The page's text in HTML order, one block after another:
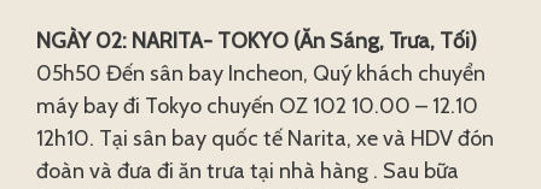
NGÀY 02: NARITA- TOKYO (Ăn Sáng, Trưa, Tối)
05h50 Đến sân bay Incheon, Quý khách chuyển
máy bay đi Tokyo chuyến OZ 102 10.00 – 12.10
12h10. Tại sân bay quốc tế Narita, xe và HDV đón
đoàn và đưa đi ăn trưa tại nhà hàng . Sau bữa